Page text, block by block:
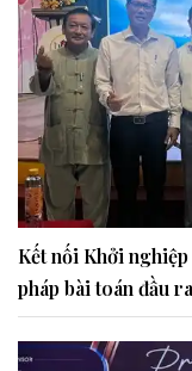
Kết nối Khởi
pháp bài toán đầu ra